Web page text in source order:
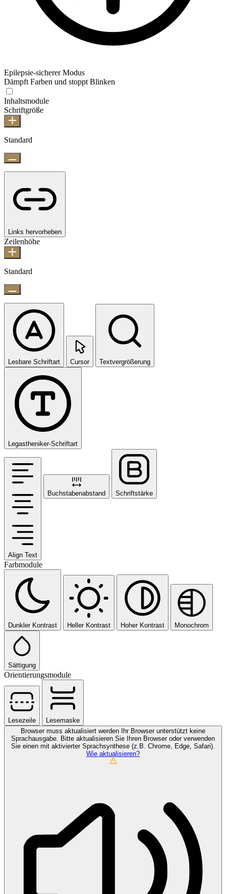
Epilepsie-sicherer Modus
Dämpft Farben und stoppt Blinken
Inhaltsmodule
Schriftgröße
Standard
Links hervorheben
Zeilenhöhe
Standard
Lesbare Schriftart Cursor Textvergrößerung
Legastheniker-Schriftart
Align Text
Buchstabenabstand Schriftstärke
Farbmodule
Dunkler Kontrast Heller Kontrast Hoher Kontrast Monochrom
Sättigung
Orientierungsmodule
Lesezeile
Lesemaske
Browser muss aktualisiert werden
Ihr Browser unterstützt keine
Sprachausgabe. Bitte aktualisieren Sie Ihren Browser oder verwenden
Sie einen mit aktivierter Sprachsynthese (z.B. Chrome, Edge, Safari).
Wie aktualisieren?